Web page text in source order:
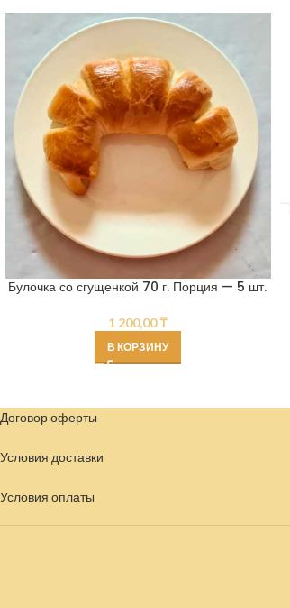
Булочка со сгущенкой 70 г. Порция — 5 шт.
1 200,00₸
В КОРЗИНУ
Договор оферты
Условия доставки
Условия оплаты